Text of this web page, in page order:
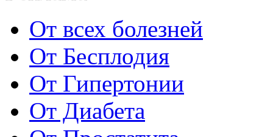
От всех болезней
От Бесплодия
От Гипертонии
От Диабета